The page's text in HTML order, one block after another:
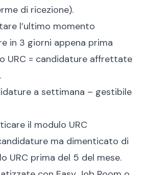
di ricezione).
l’ultimo momento
in 3 giorni appena prima
URC = candidature affrettate
a settimana – gestibile
il modulo URC
ma dimenticato di
URC prima del 5 del mese.